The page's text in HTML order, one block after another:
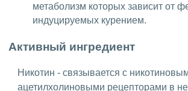
метаболизм которых зависит от
индуцируемых курением.
Активный ингредиент
Никотин - связывается с
ацетилхолиновыми рецепторами в